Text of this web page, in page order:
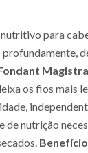
para
os fios mais
de nutrição